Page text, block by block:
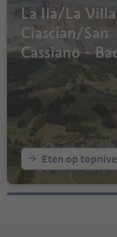
La Ila/La
Ciascian/San
Cassiano -
Eten op